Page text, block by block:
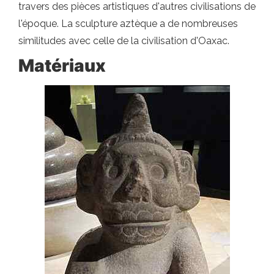
travers des pièces artistiques d'autres civilisations de
l'époque. La sculpture aztèque a de nombreuses
similitudes avec celle de la civilisation d'Oaxac.
Matériaux